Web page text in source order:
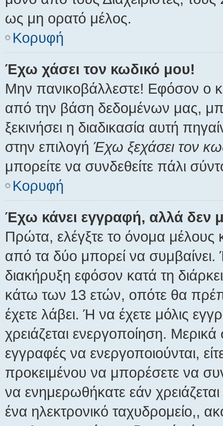
ως μη ορατό μέλος.
Κορυφή
Έχω χάσει τον κωδικό μου!
Μην πανικοβάλλεστε! Εφόσον ο
από την βάση δεδομένων μας,
ξεκινήσει η διαδικασία αυτή
στην επιλογή Έχω ξεχάσει τον
μπορείτε να συνδεθείτε πάλι
Κορυφή
Έχω κάνει εγγραφή, αλλά
Πρώτα, ελέγξτε το όνομα μέλους
από τα δύο μπορεί να συμβαίνει.
διακήρυξη εφόσον κατά τη
κάτω των 13 ετών, οπότε θα
έχετε λάβει. Ή να έχετε μόλις
χρειάζεται ενεργοποίηση.
εγγραφές να ενεργοποιούνται,
προκειμένου να μπορέσετε να
να ενημερωθήκατε εάν
ένα ηλεκτρονικό ταχυδρομείο,,